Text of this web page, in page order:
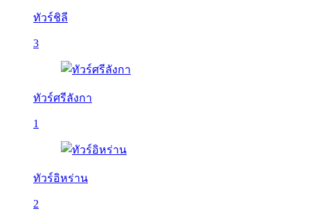
ทัวร์ชิลี
3
ทัวร์ศรีลังกา
1
ทัวร์อิหร่าน
2